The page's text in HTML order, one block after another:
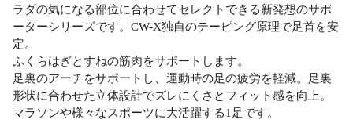
ラダの気になる部位に合わせてセレクトできる新発想のサポ
ーターシリーズです。CW-X独自のテーピング原理で足首を安
定。
ふくらはぎとすねの筋肉をサポートします。
足裏のアーチをサポートし、運動時の足の疲労を軽減。足裏
形状に合わせた立体設計でズレにくさとフィット感を向上。
マラソンや様々なスポーツに大活躍する1足です。